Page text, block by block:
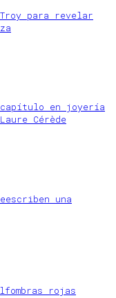
para revelar
capítulo en joyería
Cérède
una
rojas